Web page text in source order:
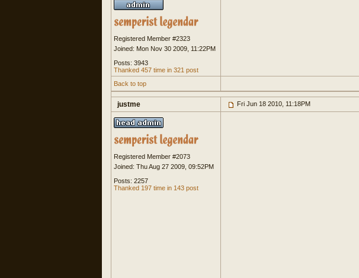
Registered Member #2323
Joined: Mon Nov 30 2009, 11:22PM
Posts: 3943
Thanked 457 time in 321 post
Back to top
justme Fri Jun 18 2010, 11:18PM
Registered Member #2073
Joined: Thu Aug 27 2009, 09:52PM
Posts: 2257
Thanked 197 time in 143 post